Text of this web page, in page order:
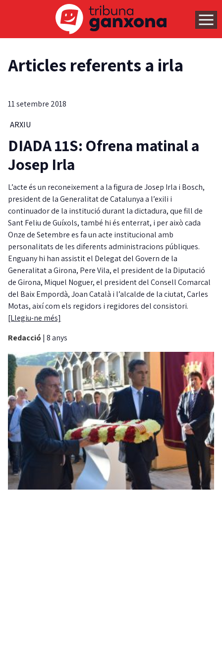
Articles referents a irla
11 setembre 2018
ARXIU
DIADA 11S: Ofrena matinal a
Josep Irla
L’acte és un reconeixement a la figura de Josep Irla i Bosch,
president de la Generalitat de Catalunya a l’exili i
continuador de la institució durant la dictadura, que fill de
Sant Feliu de Guíxols, també hi és enterrat, i per això cada
Onze de Setembre es fa un acte institucional amb
personalitats de les diferents administracions públiques.
Enguany hi han assistit el Delegat del Govern de la
Generalitat a Girona, Pere Vila, el president de la Diputació
de Girona, Miquel Noguer, el president del Consell Comarcal
del Baix Empordà, Joan Català i l’alcalde de la ciutat, Carles
Motas, així com els regidors i regidores del consistori.
[Llegiu-ne més]
Redacció | 8 anys